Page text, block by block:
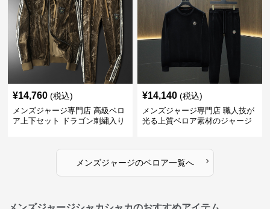
¥14,760 (税込)
メンズジャージ専門店 高級ベロ
ア上下セット ドラゴン刺繍入り
¥14,140 (税込)
メンズジャージ専門店 職人技が
光る上質ベロア素材のジャージ
メンズジャージのベロア一覧へ ›